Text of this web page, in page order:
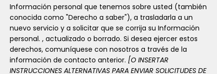
Información personal que tenemos sobre usted (también
conocida como "Derecho a saber"), a trasladarla a un
nuevo servicio y a solicitar que se corrija su Información
personal. , actualizado o borrado. Si desea ejercer estos
derechos, comuníquese con nosotros a través de la
información de contacto anterior. [O INSERTAR
INSTRUCCIONES ALTERNATIVAS PARA ENVIAR SOLICITUDES DE